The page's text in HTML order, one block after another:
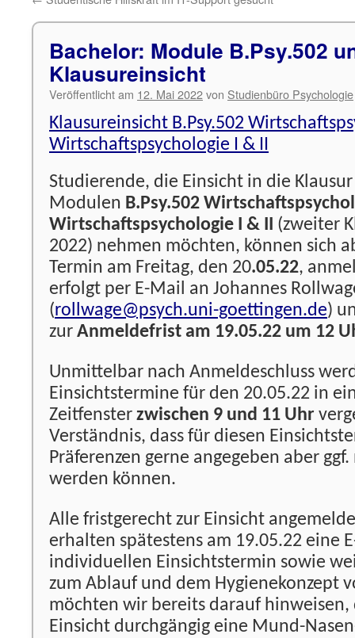
Bachelor: Module B.Psy.502
Klausureinsicht
Veröffentlicht am 12. Mai 2022von Studienbüro Psychologie
Klausureinsicht B.Psy.502
Wirtschaftspsychologie I & II
Studierende, die Einsicht in die
Modulen B.Psy.502
Wirtschaftspsychologie I & II (zweiter
2022) nehmen möchten, können sich
Termin am Freitag, den 20.05.22,
erfolgt per E-Mail an Johannes
(rollwage@psych.uni-goettingen.de)
zur Anmeldefrist am 19.05.22 um 12
Unmittelbar nach Anmeldeschluss
Einsichtstermine für den 20.05.22 in
Zeitfenster zwischen 9 und 11 Uhr
Verständnis, dass für diesen
Präferenzen gerne angegeben aber
werden können.
Alle fristgerecht zur Einsicht
erhalten spätestens am 19.05.22 eine
individuellen Einsichtstermin sowie
zum Ablauf und dem Hygienekonzept
möchten wir bereits darauf hinweisen,
Einsicht durchgängig eine Mund-